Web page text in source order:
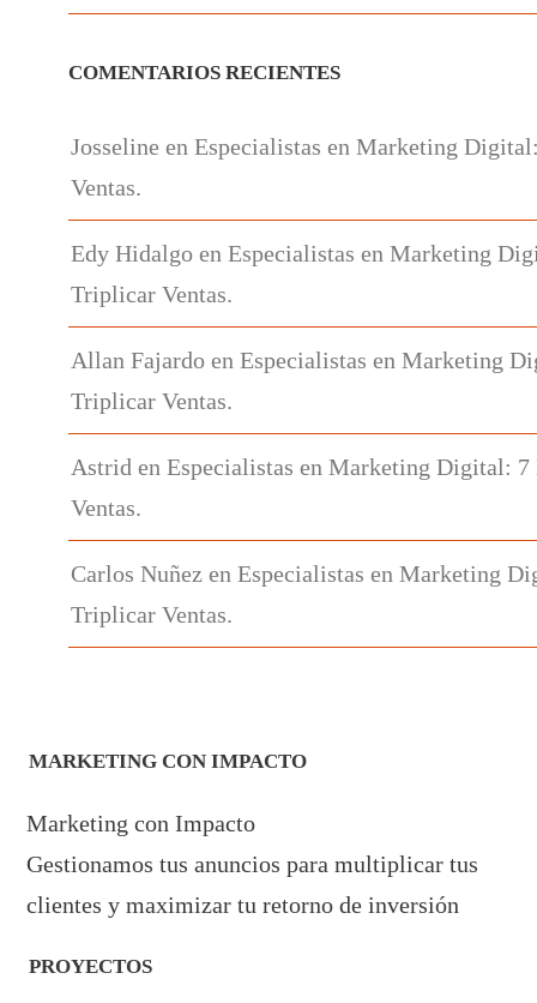
COMENTARIOS RECIENTES
Josseline enEspecialistas en Marketing
Ventas.
Edy Hidalgo enEspecialistas en Marketing
Triplicar Ventas.
Allan Fajardo enEspecialistas en Marketing
Triplicar Ventas.
Astrid enEspecialistas en Marketing Digital:
Ventas.
Carlos Nuñez enEspecialistas en Marketing
Triplicar Ventas.
MARKETING CON IMPACTO
Marketing con Impacto
Gestionamos tus anuncios para multiplicar tus
clientes y maximizar tu retorno de inversión
PROYECTOS